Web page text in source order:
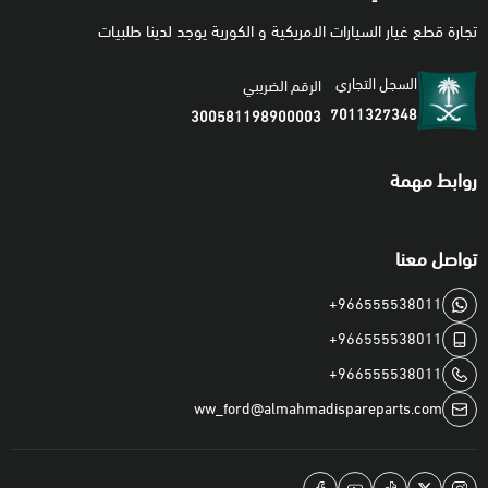
تجارة قطع غيار السيارات الامريكية و الكورية يوجد لدينا طلبيات
السجل التجاري
7011327348
الرقم الضريبي
300581198900003
روابط مهمة
تواصل معنا
+966555538011
+966555538011
+966555538011
ww_ford@almahmadispareparts.com